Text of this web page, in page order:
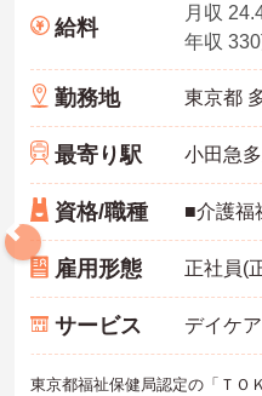
給料
勤務地 東京都
最寄り駅
資格/職種 ■介護福
雇用形態 正社員(
サービス デイケ
東京都福祉保健局認定の「ＴＯ